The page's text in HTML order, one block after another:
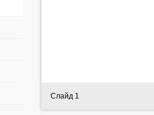
Слайд 1